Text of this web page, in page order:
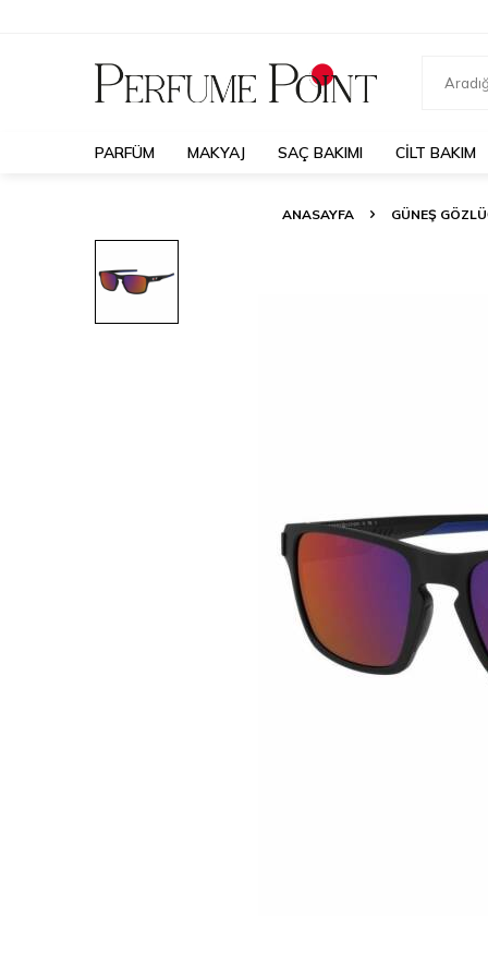
PARFÜM MAKYAJ SAÇ BAKIMI CILT BAKIM
ANASAYFA GÜNEŞ